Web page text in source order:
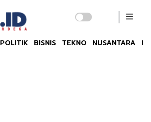
POLITIK BISNIS TEKNO NUSANTARA